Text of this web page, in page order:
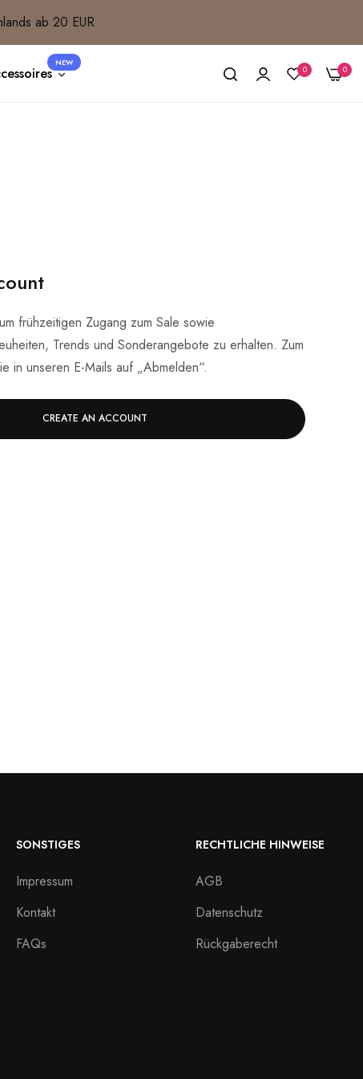
ab 20 EUR
NEW
0 0
frühzeitigen Zugang zum Sale sowie
Trends und Sonderangebote zu erhalten. Zum
in unseren E-Mails auf „Abmelden“.
CREATE AN ACCOUNT
SONSTIGES
Impressum
Kontakt
FAQs
RECHTLICHE HINWEISE
AGB
Datenschutz
Rückgaberecht